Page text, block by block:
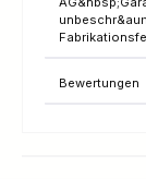
Bewertungen